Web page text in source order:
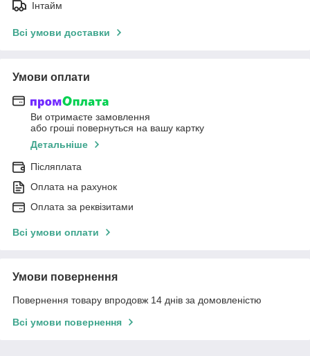
Інтайм
Всі умови доставки
Умови оплати
Ви отримаєте замовлення
або гроші повернуться на вашу картку
Детальніше
Післяплата
Оплата на рахунок
Оплата за реквізитами
Всі умови оплати
Умови повернення
Повернення товару впродовж 14 днів за домовленістю
Всі умови повернення